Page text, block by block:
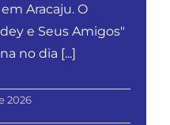
Aracaju. O
e Seus Amigos"
no dia [...]
2026